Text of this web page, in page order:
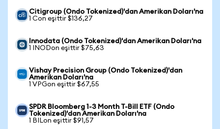
Citigroup (Ondo Tokenized)'dan Amerikan Doları'na
1 Con eşittir $136,27
Innodata (Ondo Tokenized)'dan Amerikan Doları'na
1 INODon eşittir $75,63
Vishay Precision Group (Ondo Tokenized)'dan
Amerikan Doları'na
1 VPGon eşittir $67,55
SPDR Bloomberg 1-3 Month T-Bill ETF (Ondo
Tokenized)'dan Amerikan Doları'na
1 BILon eşittir $91,57